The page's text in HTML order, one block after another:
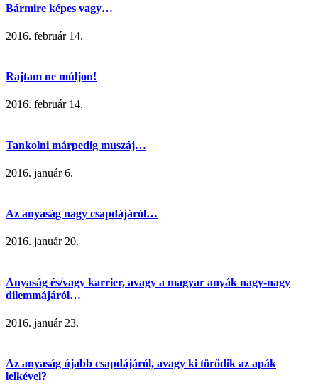
Bármire képes vagy…
2016. február 14.
Rajtam ne múljon!
2016. február 14.
Tankolni márpedig muszáj…
2016. január 6.
Az anyaság nagy csapdájáról…
2016. január 20.
Anyaság és/vagy karrier, avagy a magyar anyák nagy-nagy
dilemmájáról…
2016. január 23.
Az anyaság újabb csapdájáról, avagy ki törődik az apák
lelkével?